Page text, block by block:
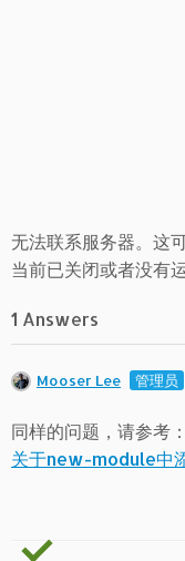
无法联系服务器。这
当前已关闭或者没有
1 Answers
Mooser Lee 管理员
同样的问题，请参考：
关于new-module中